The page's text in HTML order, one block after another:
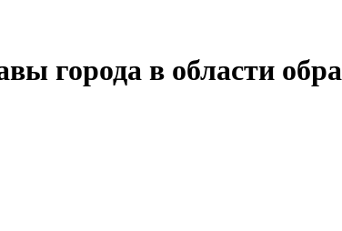
города в области